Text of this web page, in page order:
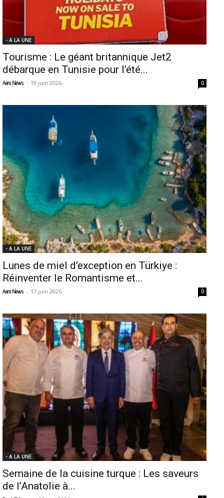
- A LA UNE
Tourisme : Le géant britannique Jet2
débarque en Tunisie pour l’été...
Aero News - 19 juin 2026 0
- A LA UNE
Lunes de miel d’exception en Türkiye :
Réinventer le Romantisme et...
Aero News - 17 juin 2026 0
- A LA UNE
Semaine de la cuisine turque : Les saveurs
de l’Anatolie à...